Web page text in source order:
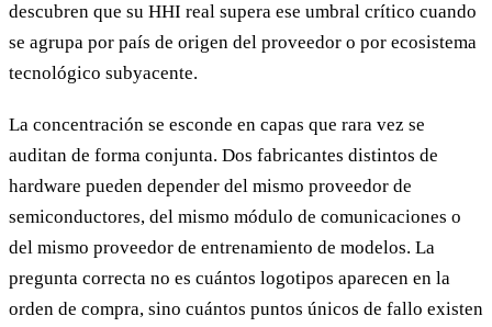
descubren que su HHI real supera ese umbral crítico cuando
se agrupa por país de origen del proveedor o por ecosistema
tecnológico subyacente.
La concentración se esconde en capas que rara vez se
auditan de forma conjunta. Dos fabricantes distintos de
hardware pueden depender del mismo proveedor de
semiconductores, del mismo módulo de comunicaciones o
del mismo proveedor de entrenamiento de modelos. La
pregunta correcta no es cuántos logotipos aparecen en la
orden de compra, sino cuántos puntos únicos de fallo existen